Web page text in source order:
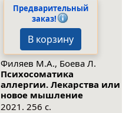
Предварительный
заказ!
В корзину
Филяев М.А., Боева Л.
Психосоматика
аллергии. Лекарства или
новое мышление
2021. 256 с.